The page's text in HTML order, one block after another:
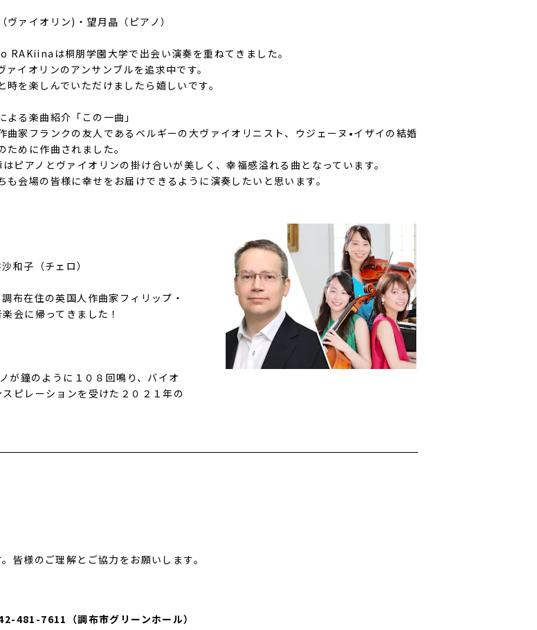
ヴァイオリン)・望月晶（ピアノ）
RAKiinaは桐朋学園大学で出会い演奏を重ねてきました。
ァイオリンのアンサンブルを追求中です。
時を楽しんでいただけましたら嬉しいです。
る楽曲紹介「この一曲」
曲家フランクの友人であるベルギーの大ヴァイオリニスト、ウジェーヌ•イザイの結婚
ために作曲されました。
ピアノとヴァイオリンの掛け合いが美しく、幸福感溢れる曲となっています。
も会場の皆様に幸せをお届けできるように演奏したいと思います。
和子（チェロ）
布在住の英国人作曲家フィリップ・
会に帰ってきました！
が鐘のように１０８回鳴り、バイオ
ピレーションを受けた２０２１年の
様のご理解とご協力をお願いします。
7611（調布市グリーンホール）